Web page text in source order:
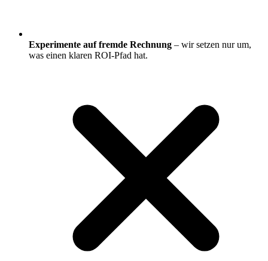
Experimente auf fremde Rechnung – wir setzen nur um,
was einen klaren ROI-Pfad hat.